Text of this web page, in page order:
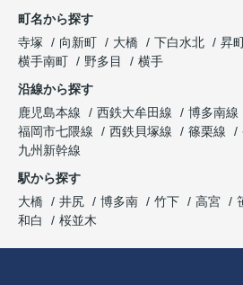
町名から探す
寺塚
向新町 大橋 下白水北 昇
横手南町
野多目
横手
沿線から探す
鹿児島本線
西鉄大牟田線 博多南線
福岡市七隈線
西鉄貝塚線 篠栗線
九州新幹線
駅から探す
大橋
井尻 博多南 竹下 高宮
和白
桜並木